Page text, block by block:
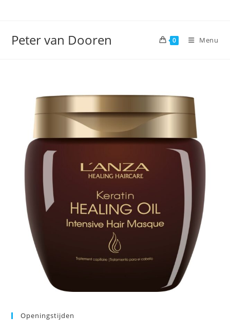
Peter van Dooren 0 Menu
Openingstijden